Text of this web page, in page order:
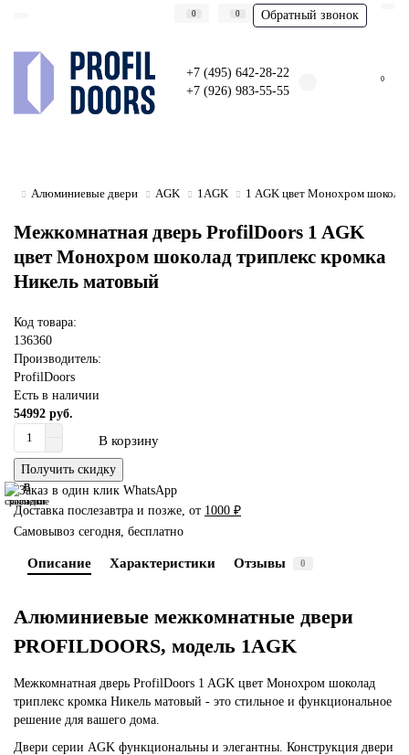
0 0 Обратный звонок
+7 (495) 642-28-22
+7 (926) 983-55-55
0
Алюминиевые двери AGK 1AGK 1 AGK цвет Монохром
Межкомнатная дверь ProfilDoors 1 AGK
цвет Монохром шоколад триплекс кромка
Никель матовый
Код товара:
136360
Производитель:
ProfilDoors
Есть в наличии
54992 руб.
В корзину
Получить скидку
В
закладки
В
сравнение
Доставка послезавтра и позже, от 1000 ₽
Самовывоз сегодня, бесплатно
Описание Характеристики Отзывы 0
Алюминиевые межкомнатные двери
PROFILDOORS, модель 1AGK
Межкомнатная дверь ProfilDoors 1 AGK цвет Монохром шоколад
триплекс кромка Никель матовый - это стильное и функциональное
решение для вашего дома.
Двери серии AGK функциональны и элегантны. Конструкция двери